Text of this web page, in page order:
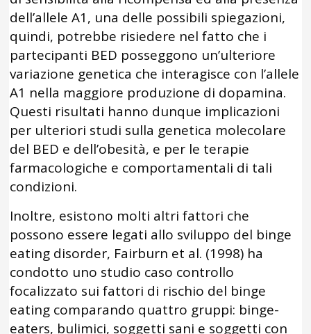
dell’allele A1, una delle possibili spiegazioni,
quindi, potrebbe risiedere nel fatto che i
partecipanti BED posseggono un’ulteriore
variazione genetica che interagisce con l’allele
A1 nella maggiore produzione di dopamina.
Questi risultati hanno dunque implicazioni
per ulteriori studi sulla genetica molecolare
del BED e dell’obesità, e per le terapie
farmacologiche e comportamentali di tali
condizioni.
Inoltre, esistono molti altri fattori che
possono essere legati allo sviluppo del binge
eating disorder, Fairburn et al. (1998) ha
condotto uno studio caso controllo
focalizzato sui fattori di rischio del binge
eating comparando quattro gruppi: binge-
eaters, bulimici, soggetti sani e soggetti con